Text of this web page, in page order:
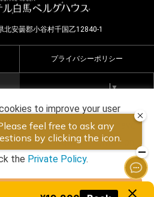
安曇郡小谷村千国乙12840-1
プライバシーポリシー
Select Language ▼
HAKUBA BERGHAUS all rights
reserved.
to improve your user
to use this website, you have
For futher information,
the Private Policy.